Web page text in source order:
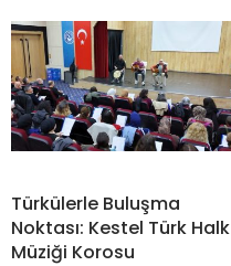
Türkülerle Buluşma
Noktası: Kestel Türk Halk
Müziği Korosu